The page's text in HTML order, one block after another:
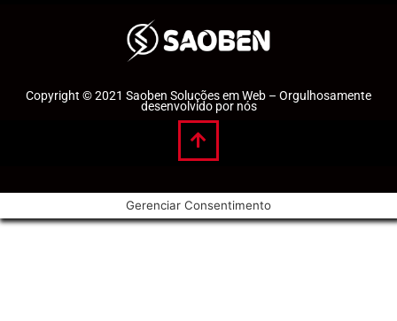
Copyright © 2021 Saoben Soluções em Web – Orgulhosamente
desenvolvido por nós
Gerenciar Consentimento